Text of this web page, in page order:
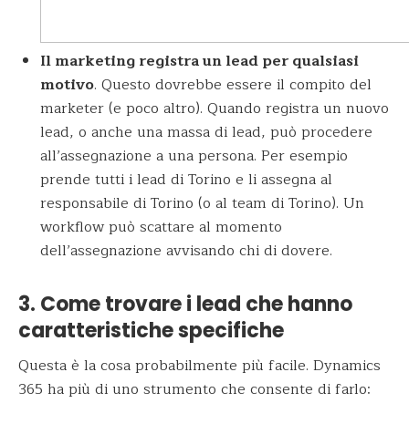
Il marketing registra un lead per qualsiasi
motivo. Questo dovrebbe essere il compito del
marketer (e poco altro). Quando registra un nuovo
lead, o anche una massa di lead, può procedere
all’assegnazione a una persona. Per esempio
prende tutti i lead di Torino e li assegna al
responsabile di Torino (o al team di Torino). Un
workflow può scattare al momento
dell’assegnazione avvisando chi di dovere.
3. Come trovare i lead che hanno
caratteristiche specifiche
Questa è la cosa probabilmente più facile. Dynamics
365 ha più di uno strumento che consente di farlo: